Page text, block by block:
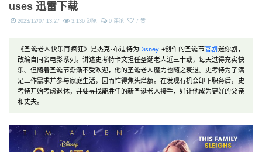
uses 迅雷下载
2023/12/07 13:27 3,136 浏览 0 评论 7 赞
《圣诞老人快乐再疯狂》是杰克·布迪特为Disney +创作的圣诞节喜剧 迷你剧，
改编自同名电影系列。讲述史考特卡文担任圣诞老人近三十载，每天过得充实快
乐。但随着圣诞节渐渐不受欢迎，他的圣诞老人魔力也随之衰退。史考特为了满
足工作需求并参与家庭生活，因而忙得焦头烂额。在发现有机会卸下职务后，史
考特开始考虑退休，并要寻找能胜任的新圣诞老人接手，好让他成为更好的父亲
和丈夫。